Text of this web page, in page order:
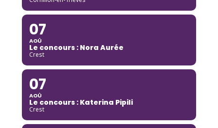
07
AOÛ
Le concours : Nora Aurée
Crest
07
AOÛ
Le concours : Katerina Pipili
Crest